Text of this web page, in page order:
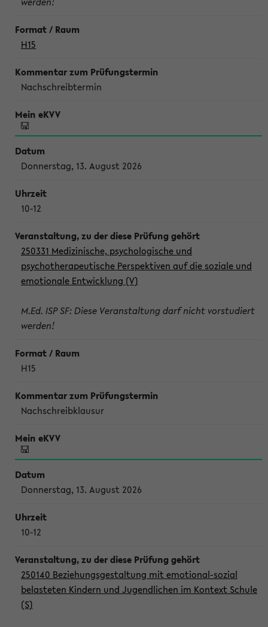
H15
Nachschreibtermin
Donnerstag, 13. August 2026
10-12
250331 Medizinische, psychologische und
psychotherapeutische Perspektiven auf die soziale und
emotionale Entwicklung (V)
M.Ed. ISP SF: Diese Veranstaltung darf nicht vorstudiert
werden!
H15
Nachschreibklausur
Donnerstag, 13. August 2026
10-12
250140 Beziehungsgestaltung mit emotional-sozial
belasteten Kindern und Jugendlichen im Kontext Schule
(S)